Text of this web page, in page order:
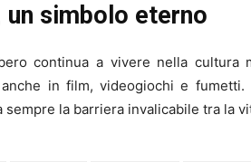
un simbolo eterno
continua a vivere nella cultura
in film, videogiochi e
sempre la barriera invalicabile tra la